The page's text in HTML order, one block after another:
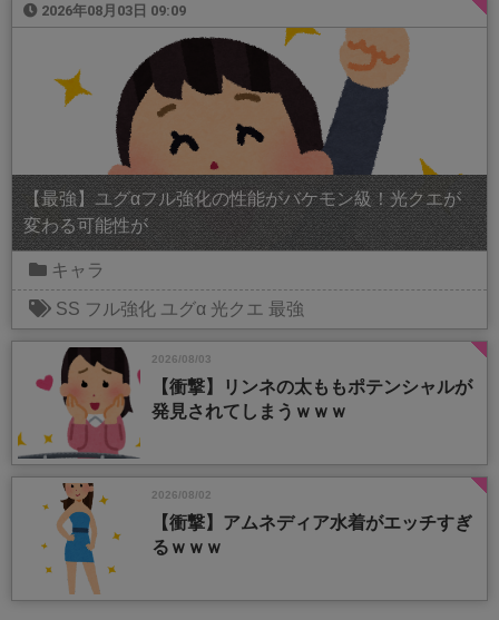
2026年08月03日 09:09
【最強】ユグαフル強化の性能がバケモン級！光クエが
変わる可能性が
キャラ
SS フル強化 ユグα 光クエ 最強
2026/08/03
【衝撃】リンネの太ももポテンシャルが
発見されてしまうｗｗｗ
2026/08/02
【衝撃】アムネディア水着がエッチすぎ
るｗｗｗ